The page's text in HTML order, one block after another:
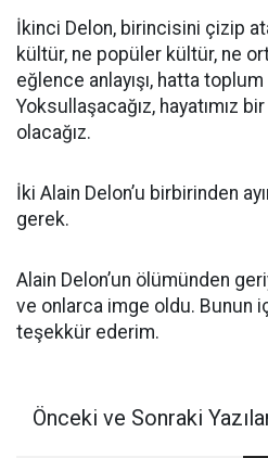
İkinci Delon, birincisini çizip
kültür, ne popüler kültür, ne
eğlence anlayışı, hatta
Yoksullaşacağız, hayatımız
olacağız.
İki Alain Delon’u birbirinden
gerek.
Alain Delon’un ölümünden
ve onlarca imge oldu. Bunun
teşekkür ederim.
Önceki ve Sonraki